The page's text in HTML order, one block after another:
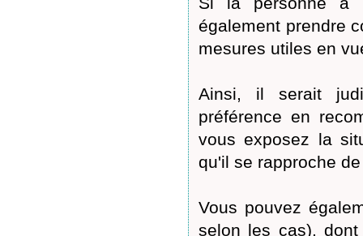
également prendre
mesures utiles en
Ainsi, il serait
préférence en
vous exposez la
qu'il se rapproche
Vous pouvez
selon les cas),